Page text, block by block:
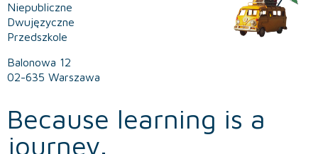
Niepubliczne
Dwujęzyczne
Przedszkole
Balonowa 12
02-635 Warszawa
Because learning is a
journey.